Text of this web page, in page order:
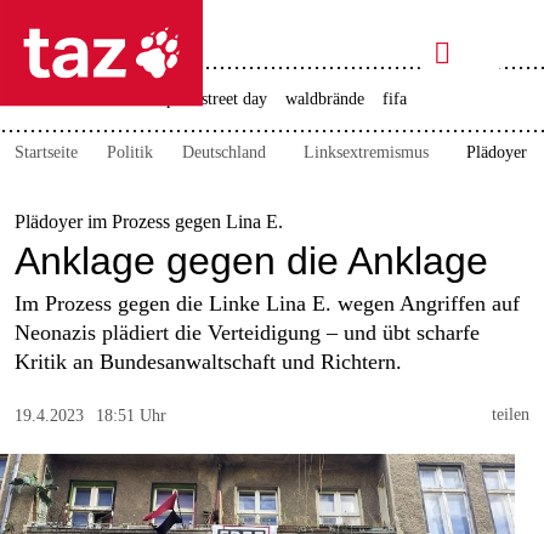
 taz zahl ich
taz zahl ich
themen
politik
öko
sport

taz zahl ich
christopher street day waldbrände fifa
Startseite Politik Deutschland Linksextremismus Plädoyer
Plädoyer im Prozess gegen Lina E.
Anklage gegen die Anklage
Im Prozess gegen die Linke Lina E. wegen Angriffen auf
Neonazis plädiert die Verteidigung – und übt scharfe
Kritik an Bundesanwaltschaft und Richtern.
19.4.2023 18:51 Uhr teilen